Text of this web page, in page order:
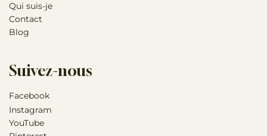
Suivez-nous
Facebook
Instagram
YouTube
Qui suis-je
Contact
Blog